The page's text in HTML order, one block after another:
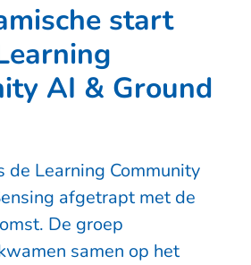
start
AI & Ground
de Learning Community
afgetrapt met de
De groep
samen op het